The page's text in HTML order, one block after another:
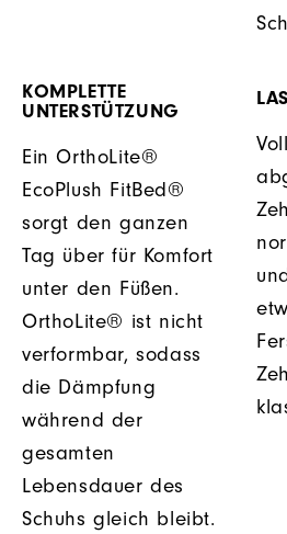
KOMPLETTE
UNTERSTÜTZUNG
Ein OrthoLite®
EcoPlush FitBed®
sorgt den ganzen
Tag über für Komfort
unter den Füßen.
OrthoLite® ist nicht
verformbar, sodass
die Dämpfung
während der
gesamten
Lebensdauer des
Schuhs gleich bleibt.